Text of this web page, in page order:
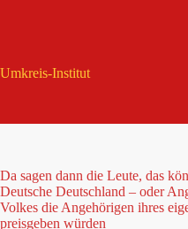
Umkreis-Institut
Da sagen dann die Leute, das
Deutsche Deutschland – oder
Volkes die Angehörigen ihres
preisgeben würden